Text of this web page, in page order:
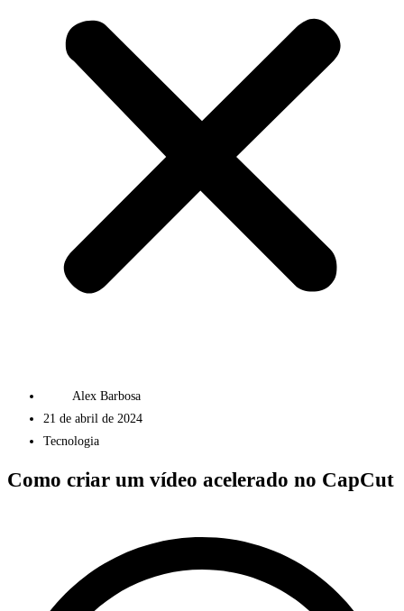
Alex Barbosa
21 de abril de 2024
Tecnologia
Como criar um vídeo acelerado no CapCut